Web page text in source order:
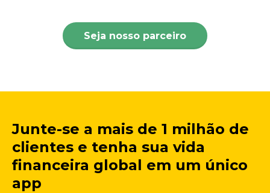
Seja nosso parceiro
Junte-se a mais de 1 milhão de
clientes e tenha sua vida
financeira global em um único
app